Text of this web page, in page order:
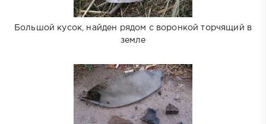
Большой кусок, найден рядом с воронкой торчящий в
земле